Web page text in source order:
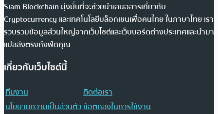
Siam Blockchain มุ่งมั่นที่จะช่วยนำเสนอสารเกี่ยวกับ
Cryptocurrency และเทคโนโลยีบล็อกเชนเพื่อคนไทย ในภาษาไทย เรา
รวบรวมข้อมูลส่วนใหญ่จากเว็บไซต์และเว็บบอร์ดต่างประเทศและนำมา
แปลส่งตรงถึงฟีดคุณ
เกี่ยวกับเว็บไซต์นี้
ทีมงาน
ติดต่อเรา
นโยบายความเป็นส่วนตัวข้อตกลงในการใช้งาน